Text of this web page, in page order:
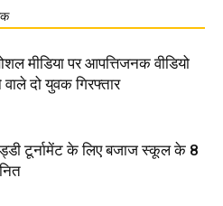
मीडिया पर आपत्तिजनक वीडियो
दो युवक गिरफ्तार
टूर्नामेंट के लिए बजाज स्कूल के 8